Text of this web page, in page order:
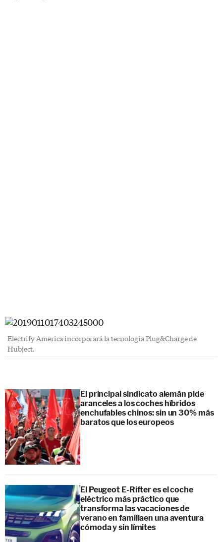
Electrify America incorporará la tecnología Plug&Charge de
Hubject.
El principal sindicato alemán pide
aranceles a los coches híbridos
enchufables chinos: sin un 30% más
baratos que los europeos
El Peugeot E-Rifter es el coche
eléctrico más práctico que
transforma las vacaciones de
verano en familiaen una aventura
cómoda y sin límites